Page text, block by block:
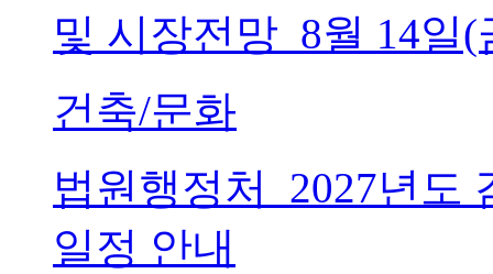
및 시장전망_8월 14일(
건축/문화
법원행정처_2027년도
일정 안내